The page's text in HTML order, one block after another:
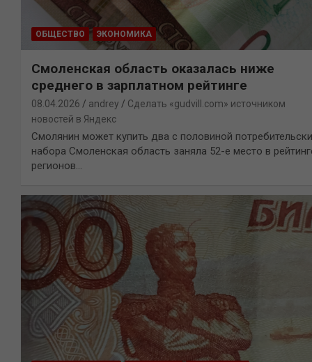
ОБЩЕСТВО ЭКОНОМИКА
Смоленская область оказалась ниже
среднего в зарплатном рейтинге
08.04.2026 andrey
Сделать «gudvill.com» источником
новостей в Яндекс
Смолянин может купить два с половиной
набора Смоленская область заняла 52-е место в
регионов…